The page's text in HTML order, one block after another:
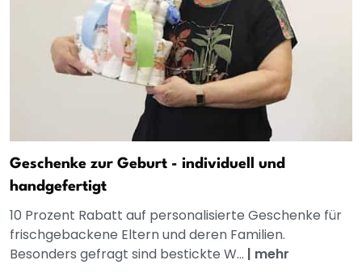
Geschenke zur Geburt - individuell und
handgefertigt
10 Prozent Rabatt auf personalisierte Geschenke für
frischgebackene Eltern und deren Familien.
Besonders gefragt sind bestickte W... | mehr